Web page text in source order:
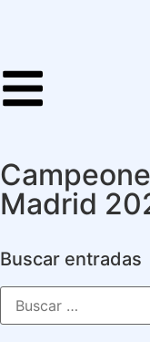
Madrid
Buscar entradas